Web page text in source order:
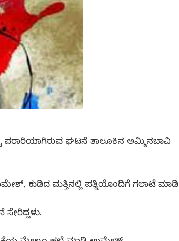
ಪರಾರಿಯಾಗಿರುವ ಘಟನೆ ತಾಲೂಕಿನ ಅಮ್ಮಿನಬಾವಿ
ಕುಡಿದ ಮತ್ತಿನಲ್ಲಿ ಪತ್ನಿಯೊಂದಿಗೆ ಗಲಾಟೆ ಮಾಡಿ